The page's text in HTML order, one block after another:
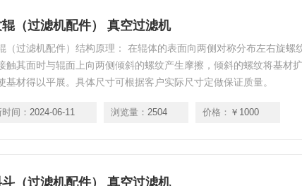
（过滤机配件） 真空过滤机
（过滤机配件）结构原理： 在辊体的表面向两侧对称分布左右旋螺
触其面时与辊面上向两侧倾斜的螺纹产生摩擦，倾斜的螺纹将基材
基材得以平展。具体尺寸可根据客户实际尺寸定做保证质量。
间： 2024-06-11 浏览量： 2504 价格： ￥1000
（过滤机配件） 真空过滤机